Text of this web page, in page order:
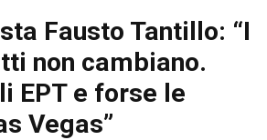
Fausto Tantillo: “I
non cambiano.
EPT e forse le
Vegas”